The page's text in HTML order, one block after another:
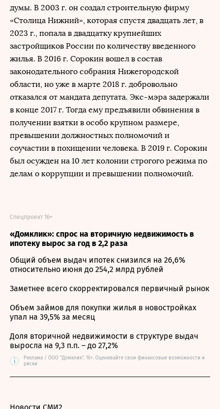
думы. В 2003 г. он создал строительную фирму
«Столица Нижний», которая спустя двадцать лет, в
2023 г., попала в двадцатку крупнейших
застройщиков России по количеству введенного
жилья. В 2016 г. Сорокин вошел в состав
законодательного собрания Нижегородской
области, но уже в марте 2018 г. добровольно
отказался от мандата депутата. Экс-мэра задержали
в конце 2017 г. Тогда ему предъявили обвинения в
получении взятки в особо крупном размере,
превышении должностных полномочий и
соучастии в похищении человека. В 2019 г. Сорокин
был осужден на 10 лет колонии строгого режима по
делам о коррупции и превышении полномочий.
«Домклик»: спрос на вторичную недвижимость в
ипотеку вырос за год в 2,2 раза
Спецпроект 16+
Общий объем выдач ипотек снизился на 26,6%
относительно июня до 254,2 млрд рублей
Заметнее всего скорректировался первичный рынок
Объем займов для покупки жилья в новостройках
упал на 39,5% за месяц
Доля вторичной недвижимости в структуре выдач
выросла на 9,3 п.п. – до 27,2%
i
Реклама / ООО "Домклик". 16+. Оценивайте свои финансовые возможности и
риски